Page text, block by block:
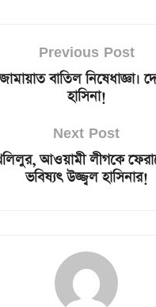
Previous Post
বাতিল নিষেধাজ্ঞা।
হাসিনা!
Next Post
খলিলুর, আওয়ামী লীগকে
ভবিষ্যৎ উজ্জ্বল হাসিনার!